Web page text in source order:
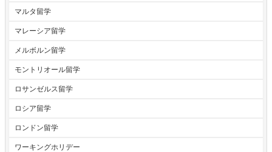
マルタ留学
マレーシア留学
メルボルン留学
モントリオール留学
ロサンゼルス留学
ロシア留学
ロンドン留学
ワーキングホリデー